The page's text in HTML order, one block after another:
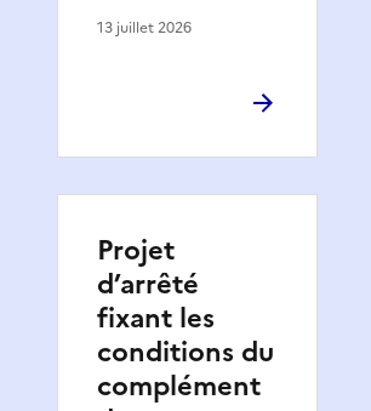
13 juillet 2026
Projet
d’arrêté
fixant les
conditions du
complément